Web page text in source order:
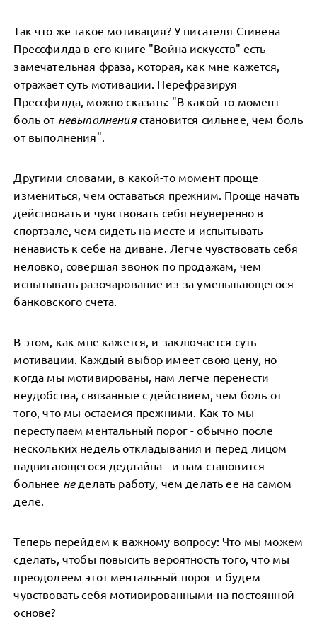
Так что же такое мотивация? У писателя Стивена
Прессфилда в его книге "Война искусств" есть
замечательная фраза, которая, как мне кажется,
отражает суть мотивации. Перефразируя
Прессфилда, можно сказать: "В какой-то момент
боль от невыполнениястановится сильнее, чем боль
от выполнения".
Другими словами, в какой-то момент проще
измениться, чем оставаться прежним. Проще начать
действовать и чувствовать себя неуверенно в
спортзале, чем сидеть на месте и испытывать
ненависть к себе на диване. Легче чувствовать себя
неловко, совершая звонок по продажам, чем
испытывать разочарование из-за уменьшающегося
банковского счета.
В этом, как мне кажется, и заключается суть
мотивации. Каждый выбор имеет свою цену, но
когда мы мотивированы, нам легче перенести
неудобства, связанные с действием, чем боль от
того, что мы остаемся прежними. Как-то мы
переступаем ментальный порог - обычно после
нескольких недель откладывания и перед лицом
надвигающегося дедлайна - и нам становится
больнее не делать работу, чем делать ее на самом
деле.
Теперь перейдем к важному вопросу: Что мы можем
сделать, чтобы повысить вероятность того, что мы
преодолеем этот ментальный порог и будем
чувствовать себя мотивированными на постоянной
основе?